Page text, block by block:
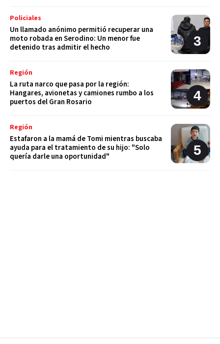
Policiales
Un llamado anónimo permitió recuperar una
moto robada en Serodino: Un menor fue
detenido tras admitir el hecho
Región
La ruta narco que pasa por la región:
Hangares, avionetas y camiones rumbo a los
puertos del Gran Rosario
Región
Estafaron a la mamá de Tomi mientras buscaba
ayuda para el tratamiento de su hijo: "Solo
quería darle una oportunidad"